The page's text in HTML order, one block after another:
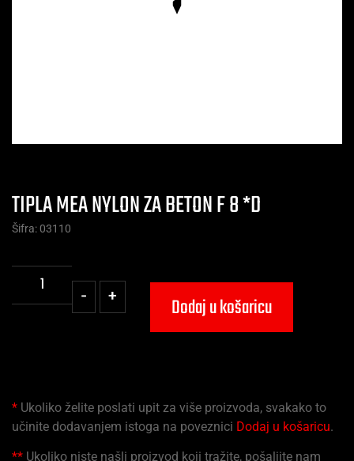
TIPLA MEA NYLON ZA BETON F 8 *D
Šifra: 03110
- + Dodaj u košaricu
* Ukoliko želite poslati upit za više proizvoda, svakako to
učinite dodavanjem istoga na poveznici Dodaj u košaricu.
** Ukoliko niste našli proizvod koji tražite, pošaljite nam